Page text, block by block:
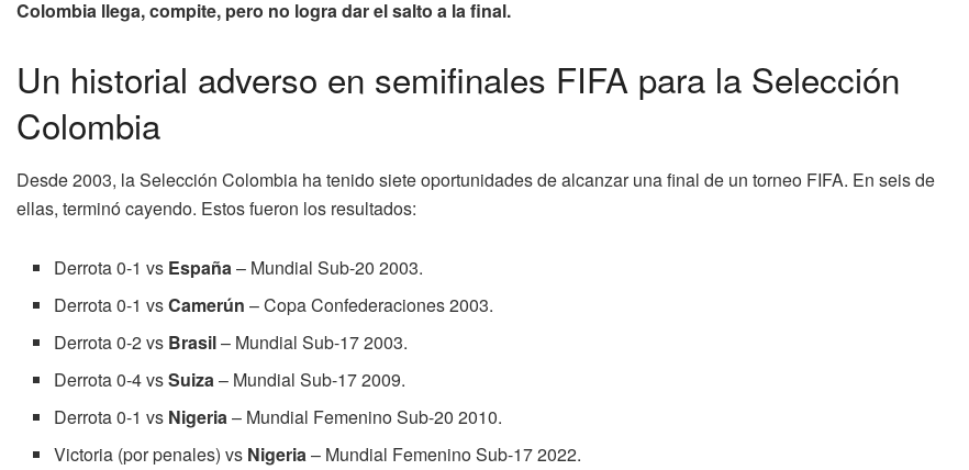
Colombia llega, compite, pero no logra dar el salto a la final.
Un historial adverso en semifinales FIFA para la Selección
Colombia
Desde 2003, la Selección Colombia ha tenido siete oportunidades de alcanzar una final de un torneo FIFA. En seis de
ellas, terminó cayendo. Estos fueron los resultados:
Derrota 0-1 vs España – Mundial Sub-20 2003.
Derrota 0-1 vsCamerún – Copa Confederaciones 2003.
Derrota 0-2 vs Brasil– Mundial Sub-17 2003.
Derrota 0-4 vsSuiza – Mundial Sub-17 2009.
Derrota 0-1 vs Nigeria – Mundial Femenino Sub-20 2010.
Victoria (por penales) vs Nigeria – Mundial Femenino Sub-17 2022.